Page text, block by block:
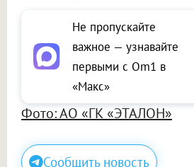
Не пропускайте
важное — узнавайте
первыми с Om1 в
«Макс»
Фото: АО «ГК «ЭТАЛОН»
Сообщить новость